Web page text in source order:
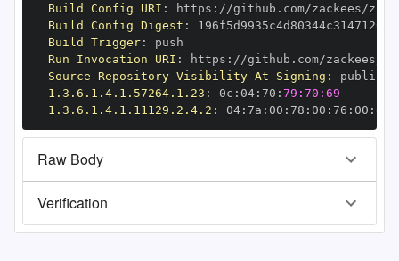
Build Config URI : https : //github.com/zackees/
Build Config Digest :
Build Trigger:
Run Invocation URI : https :
Source Repository Visibility At Signing :
1.3.6.1.4.1.57264.1.23 : 0c : 04: 70 : 79:70:69
1.3.6.1.4.1.11129.2.4.2 : 04: 7a : 00 : 78 : 00 : 76 : 00 : dd
Raw Body
Verification